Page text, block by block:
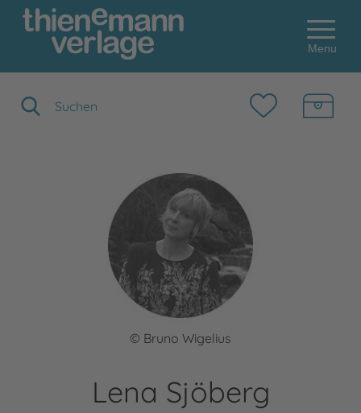
Menu
© Bruno Wigelius
Lena Sjöberg